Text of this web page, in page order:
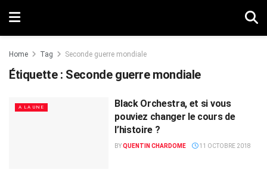
Home Tag Seconde guerre mondiale
Étiquette : Seconde guerre mondiale
A LA UNE
Black Orchestra, et si vous
pouviez changer le cours de
l’histoire ?
BYQUENTIN CHARDOME 11 OCTOBRE 2018